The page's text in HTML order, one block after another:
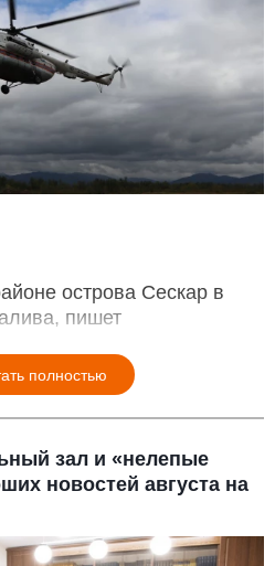
острова Сескар в
пишет
полностью
зал и «нелепые
новостей августа на